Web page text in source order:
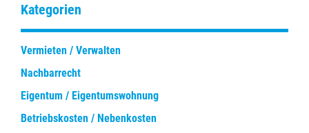
Kategorien
Vermieten / Verwalten
Nachbarrecht
Eigentum / Eigentumswohnung
Betriebskosten / Nebenkosten